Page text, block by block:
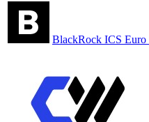
BlackRock ICS